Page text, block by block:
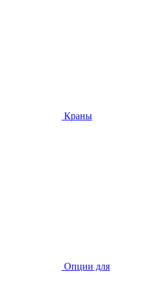
Краны
Опции для